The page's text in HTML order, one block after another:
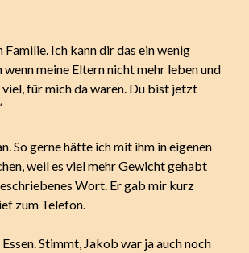
Familie. Ich kann dir das ein wenig
wenn meine Eltern nicht mehr leben und
für mich da waren. Du bist jetzt
So gerne hätte ich mit ihm in eigenen
weil es viel mehr Gewicht gehabt
Wort. Er gab mir kurz
zum Telefon.
Stimmt, Jakob war ja auch noch